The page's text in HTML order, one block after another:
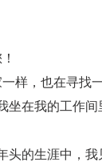
样，也在寻找
坐在我的工作
的生涯中，我